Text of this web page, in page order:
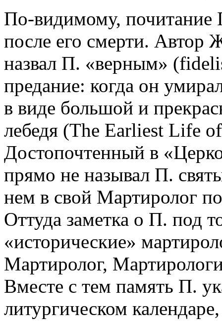
По-видимому, почитание
после его смерти. Автор
назвал П. «верным»
предание: когда он
в виде большой и
лебедя (The Earliest Life
Достопочтенный в
прямо не называл П.
нем в свой Мартиролог
Оттуда заметка о П. под
«исторические»
Мартиролог,
Вместе с тем память П.
литургическом